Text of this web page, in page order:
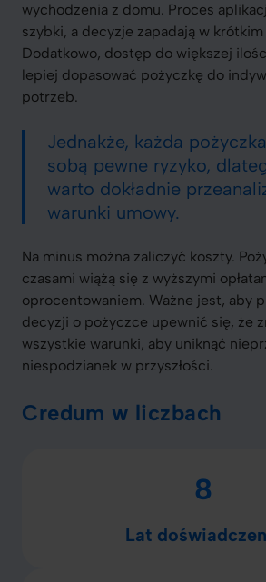
wychodzenia z domu. Proces
szybki, a decyzje zapadają w krótkim
Dodatkowo, dostęp do większej
lepiej dopasować pożyczkę do
potrzeb.
Jednakże, każda
sobą pewne ryzyko,
warto dokładnie
warunki umowy.
Na minus można zaliczyć koszty.
czasami wiążą się z wyższymi
oprocentowaniem. Ważne jest, aby
decyzji o pożyczce upewnić się, że
wszystkie warunki, aby uniknąć
niespodzianek w przyszłości.
Credum w liczbach
8
Lat